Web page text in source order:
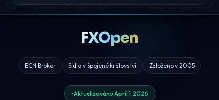
FXOpen
ECN Broker Sídlo v Spojené království Založeno v 2005
Aktualizováno April 1, 2026